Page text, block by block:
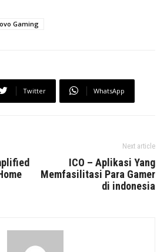
Gaming
Twitter WhatsApp
Next article
ICO – Aplikasi Yang
Memfasilitasi Para Gamer
di indonesia